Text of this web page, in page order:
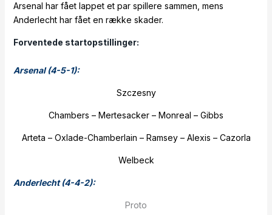
Arsenal har fået lappet et par spillere sammen, mens
Anderlecht har fået en række skader.
Forventede startopstillinger:
Arsenal (4-5-1):
Szczesny
Chambers – Mertesacker – Monreal – Gibbs
Arteta – Oxlade-Chamberlain – Ramsey – Alexis – Cazorla
Welbeck
Anderlecht (4-4-2):
Proto